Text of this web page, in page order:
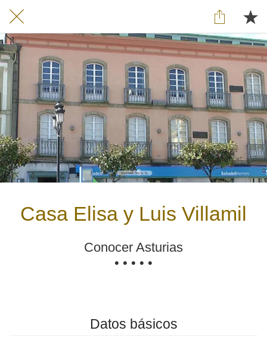
Casa Elisa y Luis Villamil
Conocer Asturias
• • • • •
Datos básicos